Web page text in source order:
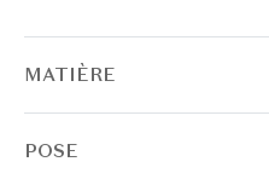
MATIÈRE
POSE